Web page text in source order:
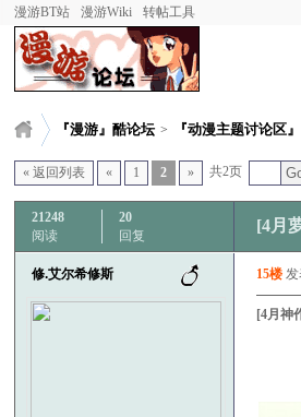
漫游BT站 漫游Wiki 转帖工具
『漫游』酷论坛 > 『动漫主题讨论区』
« 返回列表 « 1 2 » 共2页
21248
阅读
20
回复
[4月
修.艾尔希修斯 15楼 发
[4月神